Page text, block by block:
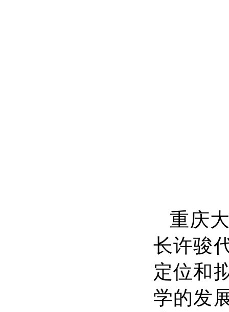
重庆
长许骏
定位和
学的发